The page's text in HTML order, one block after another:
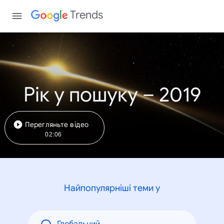
Trends
Рік у пошуку – 2019
Перегляньте відео
02:06
Найпопулярніші теми у